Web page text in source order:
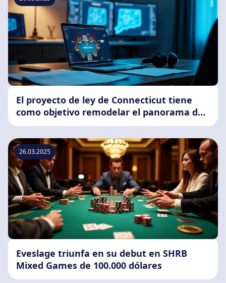
El proyecto de ley de Connecticut tiene
como objetivo remodelar el panorama del
póker en línea
26.03.2025
Eveslage triunfa en su debut en SHRB
Mixed Games de 100.000 dólares